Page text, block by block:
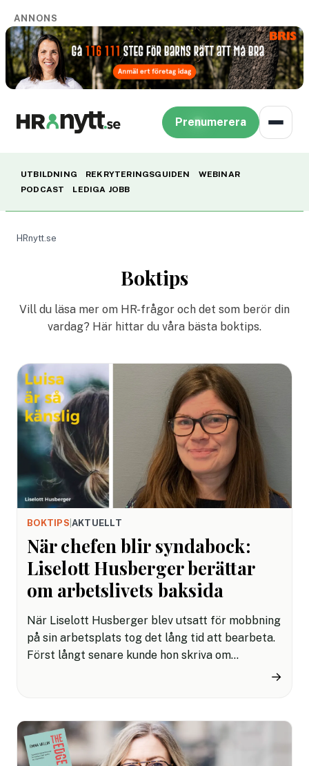
ANNONS
Prenumerera
UTBILDNING REKRYTERINGSGUIDEN
WEBINAR
PODCAST
LEDIGA JOBB
HRnytt.se
Boktips
Vill du läsa mer om HR-frågor och det som berör din
vardag? Här hittar du våra bästa boktips.
BOKTIPS AKTUELLT
När chefen blir syndabock:
Liselott Husberger berättar
om arbetslivets baksida
När Liselott Husberger blev utsatt för mobbning
på sin arbetsplats tog det lång tid att bearbeta.
Först långt senare kunde hon skriva om
det kan vara att resa sig efter en osund
arbetsmiljö, men också om kraften i att sätta ord
på det som varit.
→